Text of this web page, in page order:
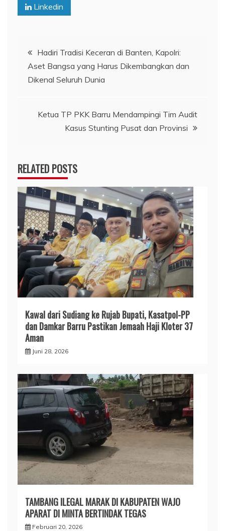
Linkedin
Navigasi
pos
Hadiri Tradisi Keceran di Banten, Kapolri:
Aset Bangsa yang Harus Dikembangkan dan
Dikenal Seluruh Dunia
Ketua TP PKK Barru Mendampingi Tim Audit
Kasus Stunting Pusat dan Provinsi
RELATED POSTS
​Kawal dari Sudiang ke Rujab Bupati, Kasatpol-PP
dan Damkar Barru Pastikan Jemaah Haji Kloter 37
Aman
Juni 28, 2026
TAMBANG ILEGAL MARAK DI KABUPATEN WAJO
APARAT DI MINTA BERTINDAK TEGAS
Februari 20, 2026